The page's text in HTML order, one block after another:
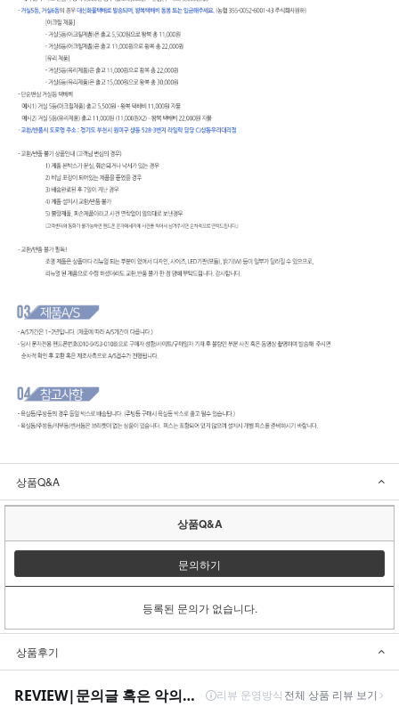
상품Q&A
상품Q&A
문의하기
등록된 문의가 없습니다.
상품후기